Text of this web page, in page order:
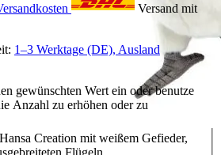
Creation mit weißem Gefieder,
Flügeln
Versand mit
1–3 Werktage (DE), Ausland
gewünschten Wert ein oder benutze
Anzahl zu erhöhen oder zu